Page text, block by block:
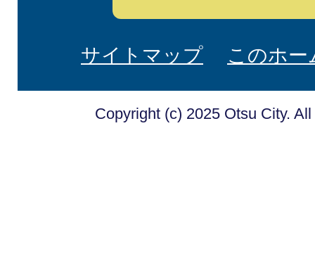
サイトマップ このホ
Copyright (c) 2025 Otsu City.